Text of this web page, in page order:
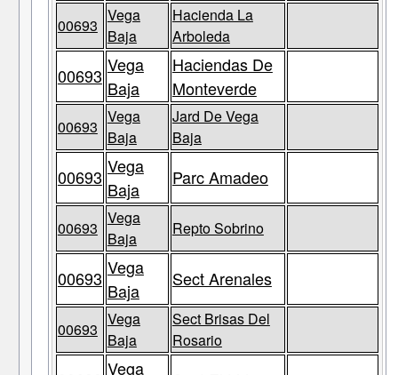
00693
Vega
Baja
Hacienda La
Arboleda
00693 Vega
Baja
Haciendas De
Monteverde
00693
Vega
Baja
Jard De Vega
Baja
00693 Vega
Baja
Parc Amadeo
00693
Vega
Baja
Repto Sobrino
00693 Vega
Baja
Sect Arenales
00693
Vega
Baja
Sect Brisas Del
Rosario
Vega